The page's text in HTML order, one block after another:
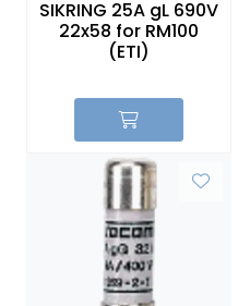
SIKRING 25A gL 690V
22x58 for RM100
(ETI)